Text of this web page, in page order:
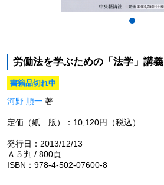
労働法を学ぶための「法学」講義
書籍品切れ中
河野 順一著
定価（紙 版）：10,120円（税込）
発行日：2013/12/13
Ａ５判 / 800頁
ISBN：978-4-502-07600-8